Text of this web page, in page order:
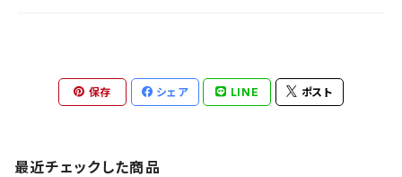
保存 シェア LINE ポスト
最近チェックした商品